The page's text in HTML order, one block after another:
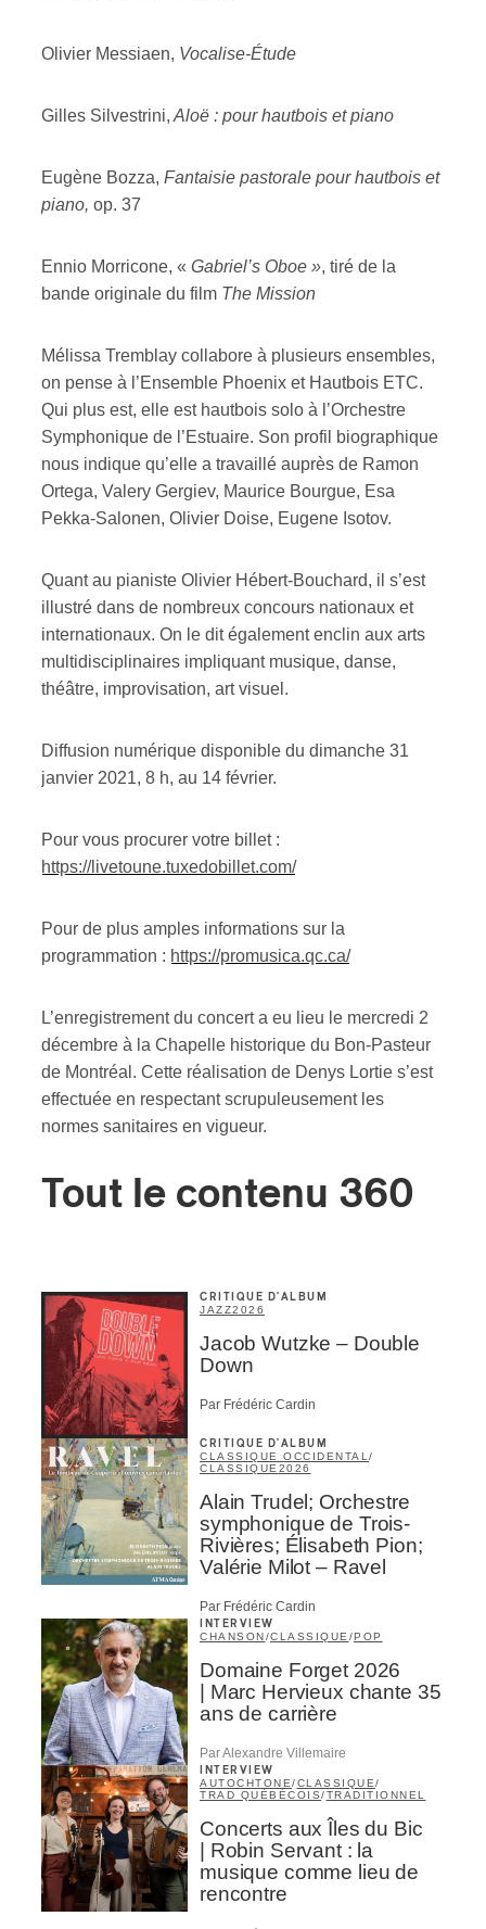
Olivier Messiaen, Vocalise-Étude
Gilles Silvestrini, Aloë : pour hautbois et piano
Eugène Bozza, Fantaisie pastorale pour hautbois et
piano, op. 37
Ennio Morricone, « Gabriel’s Oboe », tiré de la
bande originale du film The Mission
Mélissa Tremblay collabore à plusieurs ensembles,
on pense à l’Ensemble Phoenix et Hautbois ETC.
Qui plus est, elle est hautbois solo à l’Orchestre
Symphonique de l’Estuaire. Son profil biographique
nous indique qu’elle a travaillé auprès de Ramon
Ortega, Valery Gergiev, Maurice Bourgue, Esa
Pekka-Salonen, Olivier Doise, Eugene Isotov.
Quant au pianiste Olivier Hébert-Bouchard, il s’est
illustré dans de nombreux concours nationaux et
internationaux. On le dit également enclin aux arts
multidisciplinaires impliquant musique, danse,
théâtre, improvisation, art visuel.
Diffusion numérique disponible du dimanche 31
janvier 2021, 8 h, au 14 février.
Pour vous procurer votre billet :
https://livetoune.tuxedobillet.com/
Pour de plus amples informations sur la
programmation : https://promusica.qc.ca/
L’enregistrement du concert a eu lieu le mercredi 2
décembre à la Chapelle historique du Bon-Pasteur
de Montréal. Cette réalisation de Denys Lortie s’est
effectuée en respectant scrupuleusement les
normes sanitaires en vigueur.
Tout le contenu 360
CRITIQUE D'ALBUM
JAZZ2026
Jacob Wutzke – Double
Down
Par Frédéric Cardin
CRITIQUE D'ALBUM
CLASSIQUE OCCIDENTAL /
CLASSIQUE 2026
Alain Trudel; Orchestre
symphonique de Trois-
Rivières; Élisabeth Pion;
Valérie Milot – Ravel
Par Frédéric Cardin
INTERVIEW
CHANSON/CLASSIQUE /POP
Domaine Forget 2026
| Marc Hervieux chante 35
ans de carrière
Par Alexandre Villemaire
INTERVIEW
AUTOCHTONE/CLASSIQUE/
TRAD QUÉBÉCOIS/TRADITIONNEL
Concerts aux Îles du Bic
| Robin Servant : la
musique comme lieu de
rencontre